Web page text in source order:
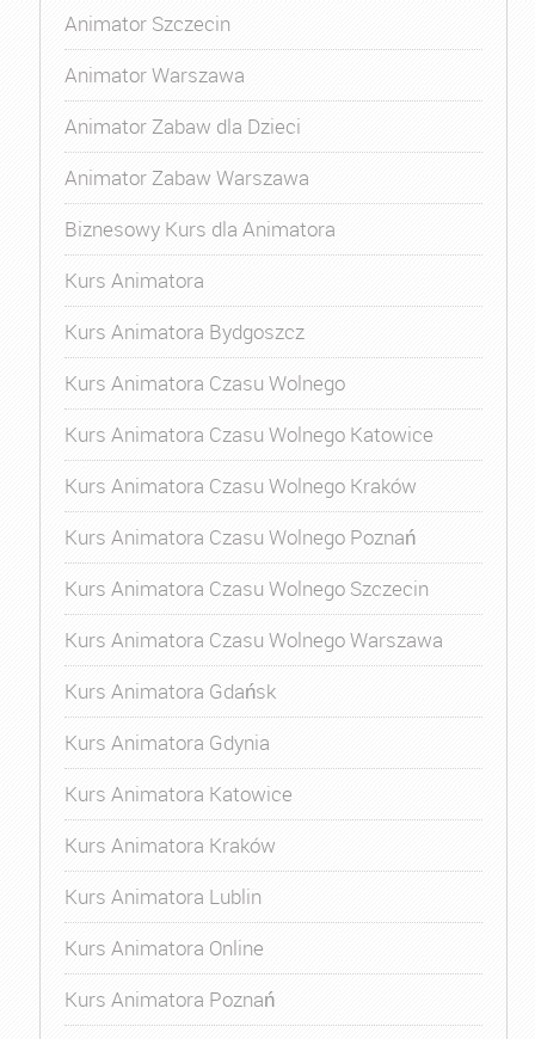
Animator Szczecin
Animator Warszawa
Animator Zabaw dla Dzieci
Animator Zabaw Warszawa
Biznesowy Kurs dla Animatora
Kurs Animatora
Kurs Animatora Bydgoszcz
Kurs Animatora Czasu Wolnego
Kurs Animatora Czasu Wolnego Katowice
Kurs Animatora Czasu Wolnego Kraków
Kurs Animatora Czasu Wolnego Poznań
Kurs Animatora Czasu Wolnego Szczecin
Kurs Animatora Czasu Wolnego Warszawa
Kurs Animatora Gdańsk
Kurs Animatora Gdynia
Kurs Animatora Katowice
Kurs Animatora Kraków
Kurs Animatora Lublin
Kurs Animatora Online
Kurs Animatora Poznań